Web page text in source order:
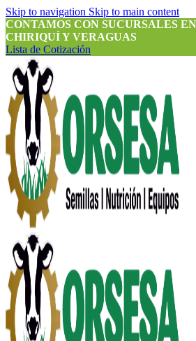
Skip to navigation Skip to main content
CONTAMOS CON SUCURSALES
CHIRIQUÍ Y VERAGUAS
Lista de Cotización